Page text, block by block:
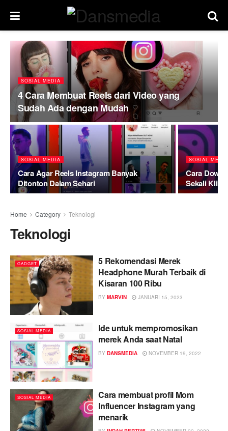
SOSIAL MEDIA
4 Cara Membuat Reels dari Video yang
Sudah Ada dengan Mudah
SOSIAL MEDIA
Cara Agar Reels Instagram Banyak
Ditonton Dalam Sehari
SOSIAL
Cara
Sekali Klik
Home Category Teknologi
Teknologi
GADGET
5 Rekomendasi Merek
Headphone Murah Terbaik di
Kisaran 100 Ribu
BY MARVIN JANUARI 15, 2023
SOSIAL MEDIA
Ide untuk mempromosikan
merek Anda saat Natal
BY DANSMEDIA NOVEMBER 19, 2022
SOSIAL MEDIA
Cara membuat profil Mom
Influencer Instagram yang
menarik